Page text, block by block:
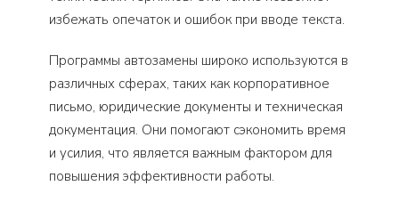
избежать опечаток и ошибок при вводе текста.
Программы автозамены широко используются в
различных сферах, таких как корпоративное
письмо, юридические документы и техническая
документация. Они помогают сэкономить время
и усилия, что является важным фактором для
повышения эффективности работы.